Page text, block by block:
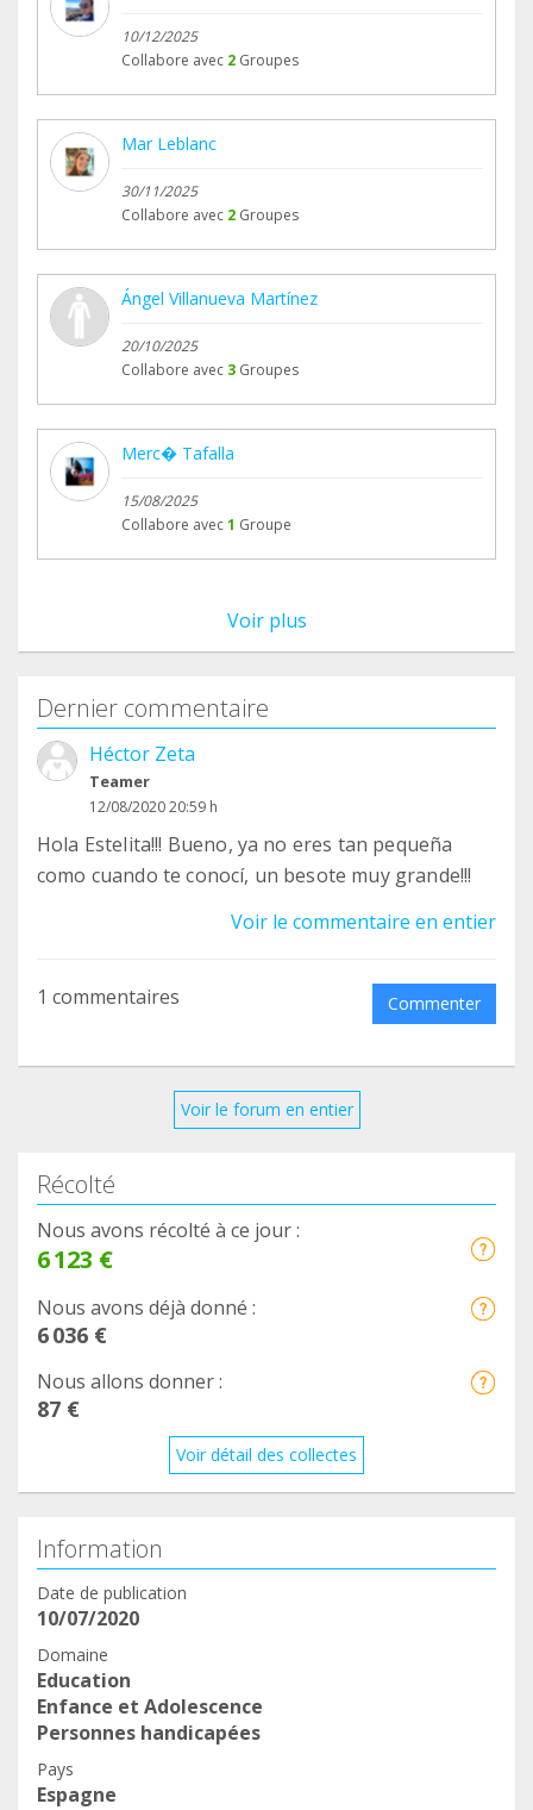
10/12/2025
Collabore avec 2 Groupes
Mar Leblanc
30/11/2025
Collabore avec 2 Groupes
Ángel Villanueva Martínez
20/10/2025
Collabore avec 3 Groupes
Merc� Tafalla
15/08/2025
Collabore avec1 Groupe
Voir plus
Dernier commentaire
Héctor Zeta
Teamer
12/08/2020 20:59 h
Hola Estelita!!! Bueno, ya no eres tan pequeña
como cuando te conocí, un besote muy grande!!!
Voir le commentaire en entier
1 commentaires Commenter
Voir le forum en entier
Récolté
Nous avons récolté à ce jour :
6 123 €
Nous avons déjà donné :
6 036 €
Nous allons donner :
87 €
Voir détail des collectes
Information
Date de publication
10/07/2020
Domaine
Education
Enfance et Adolescence
Personnes handicapées
Pays
Espagne